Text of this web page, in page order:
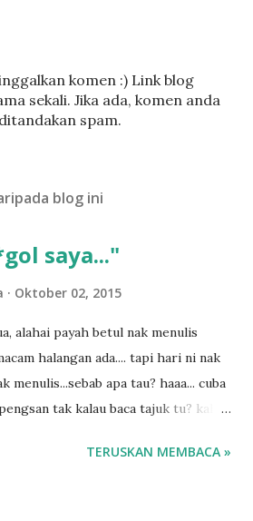
komen :) Link blog
sekali. Jika ada, komen anda
spam.
blog ini
saya..."
Oktober 02, 2015
alahai payah betul nak menulis
halangan ada.... tapi hari ni nak
menulis...sebab apa tau? haaa... cuba
tak kalau baca tajuk tu? kalau
aku....diulangi ANAK AKU ....adoiiii
TERUSKAN MEMBACA »